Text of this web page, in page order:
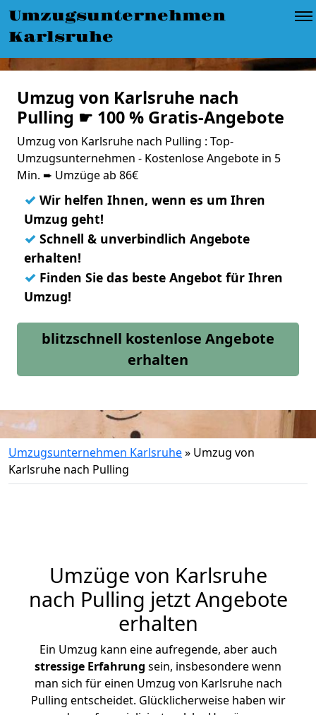
Umzugsunternehmen
Karlsruhe
Umzug von Karlsruhe nach
Pulling ☛ 100 % Gratis-Angebote
Umzug von Karlsruhe nach Pulling : Top-
Umzugsunternehmen - Kostenlose Angebote in 5
Min. ➨ Umzüge ab 86€
✓ Wir helfen Ihnen, wenn es um Ihren
Umzug geht!
✓ Schnell & unverbindlich Angebote
erhalten!
✓ Finden Sie das beste Angebot für Ihren
Umzug!
blitzschnell kostenlose Angebote
erhalten
Umzugsunternehmen Karlsruhe» Umzug von
Karlsruhe nach Pulling
Umzüge von Karlsruhe
nach Pulling jetzt Angebote
erhalten
Ein Umzug kann eine aufregende, aber auch
stressige Erfahrung sein, insbesondere wenn
man sich für einen Umzug von Karlsruhe nach
Pulling entscheidet. Glücklicherweise haben wir